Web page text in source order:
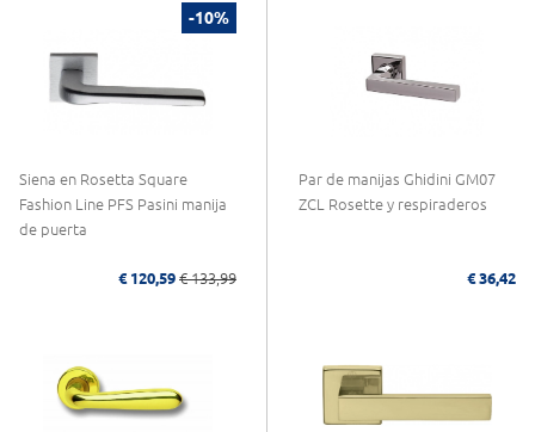
-10%
Siena en Rosetta Square
Fashion Line PFS Pasini manija
de puerta
€ 120,59 € 133,99
Par de manijas Ghidini GM07
ZCL Rosette y respiraderos
€ 36,42